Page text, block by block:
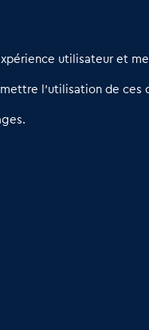
: Un
utilisateur et
l’utilisation de ces